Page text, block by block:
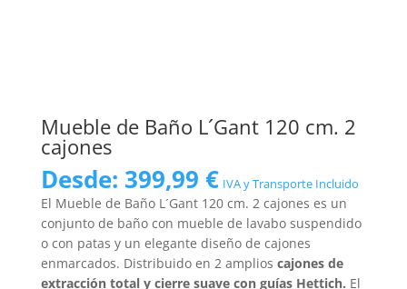
Mueble de Baño L´Gant 120 cm. 2
cajones
Desde: 399,99 € IVA y Transporte Incluido
El Mueble de Baño L´Gant 120 cm. 2 cajones es un
conjunto de baño con mueble de lavabo suspendido
o con patas y un elegante diseño de cajones
enmarcados. Distribuido en 2 amplios cajones de
extracción total y cierre suave con guías Hettich. El